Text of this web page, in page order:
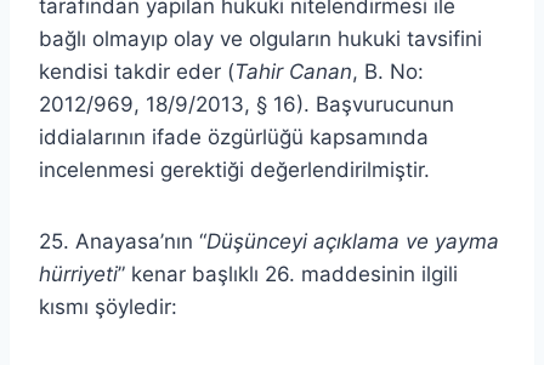
tarafından yapılan hukuki nitelendirmesi ile
bağlı olmayıp olay ve olguların hukuki tavsifini
kendisi takdir eder (Tahir Canan, B. No:
2012/969, 18/9/2013, § 16). Başvurucunun
iddialarının ifade özgürlüğü kapsamında
incelenmesi gerektiği değerlendirilmiştir.
25. Anayasa’nın “Düşünceyi açıklama ve yayma
hürriyeti” kenar başlıklı 26. maddesinin ilgili
kısmı şöyledir: